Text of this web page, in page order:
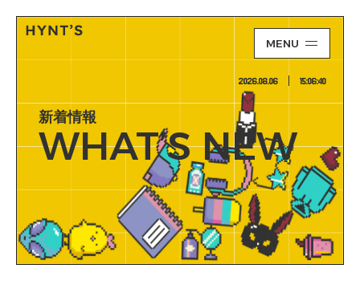
MENU
2026.08.06 15:06:41
新着情報
WHAT’S NEW